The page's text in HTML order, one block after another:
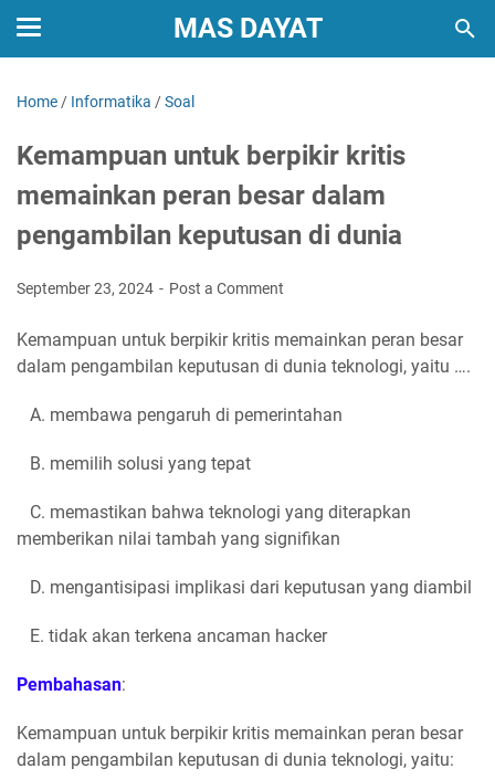
MAS DAYAT
Home / Informatika /Soal
Kemampuan untuk berpikir kritis
memainkan peran besar dalam
pengambilan keputusan di dunia
September 23, 2024 Post a Comment
Kemampuan untuk berpikir kritis memainkan peran besar
dalam pengambilan keputusan di dunia teknologi, yaitu ….
A. membawa pengaruh di pemerintahan
B. memilih solusi yang tepat
C. memastikan bahwa teknologi yang diterapkan
memberikan nilai tambah yang signifikan
D. mengantisipasi implikasi dari keputusan yang diambil
E. tidak akan terkena ancaman hacker
Pembahasan:
Kemampuan untuk berpikir kritis memainkan peran besar
dalam pengambilan keputusan di dunia teknologi, yaitu: